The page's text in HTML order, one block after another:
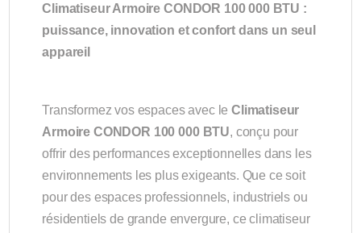
Climatiseur Armoire CONDOR 100 000 BTU :
puissance, innovation et confort dans un seul
appareil
Transformez vos espaces avec leClimatiseur
Armoire CONDOR 100 000 BTU, conçu pour
offrir des performances exceptionnelles dans les
environnements les plus exigeants. Que ce soit
pour des espaces professionnels, industriels ou
résidentiels de grande envergure, ce climatiseur